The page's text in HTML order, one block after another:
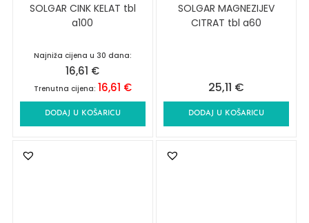
SOLGAR CINK KELAT tbl
a100
Najniža cijena u 30 dana:
16,61 €
Trenutna cijena: 16,61 €
DODAJ U KOŠARICU
SOLGAR MAGNEZIJEV
CITRAT tbl a60
25,11 €
DODAJ U KOŠARICU